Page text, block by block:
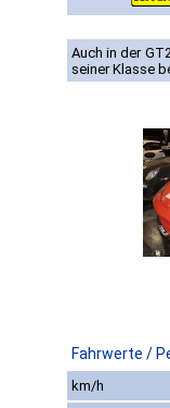
Auch in der
seiner Klasse
Fahrwerte /
km/h